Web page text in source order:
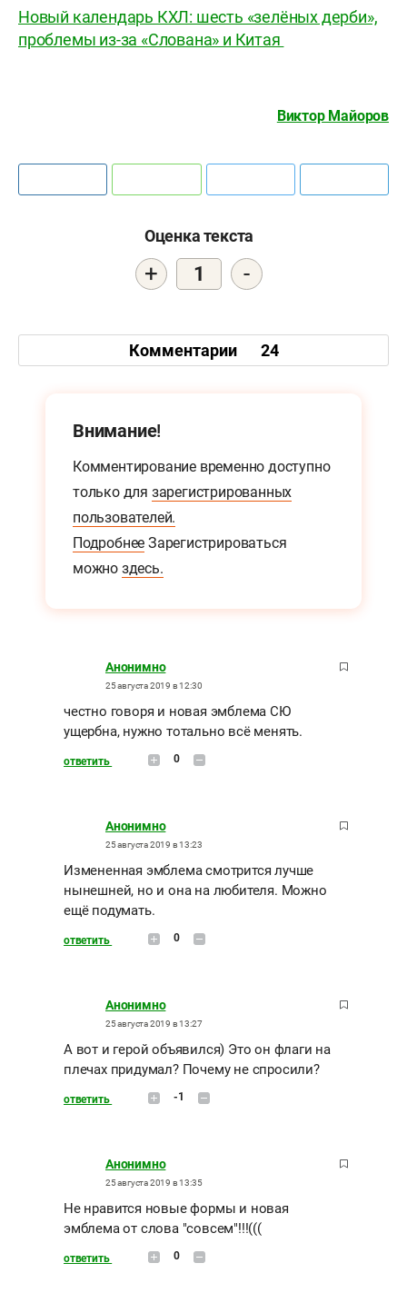
Новый календарь КХЛ: шесть «зелёных дерби»,
проблемы из-за «Слована» и Китая
Виктор Майоров
Оценка текста
+ 1 -
Комментарии 24
Внимание!
Комментирование временно доступно
только для зарегистрированных
пользователей.
Подробнее Зарегистрироваться
можно здесь.
Анонимно
25 августа 2019 в 12:30
честно говоря и новая эмблема СЮ
ущербна, нужно тотально всё менять.
ответить 0
Анонимно
25 августа 2019 в 13:23
Измененная эмблема смотрится лучше
нынешней, но и она на любителя. Можно
ещё подумать.
ответить 0
Анонимно
25 августа 2019 в 13:27
А вот и герой объявился) Это он флаги на
плечах придумал? Почему не спросили?
ответить -1
Анонимно
25 августа 2019 в 13:35
Не нравится новые формы и новая
эмблема от слова "совсем"!!!(((
ответить 0